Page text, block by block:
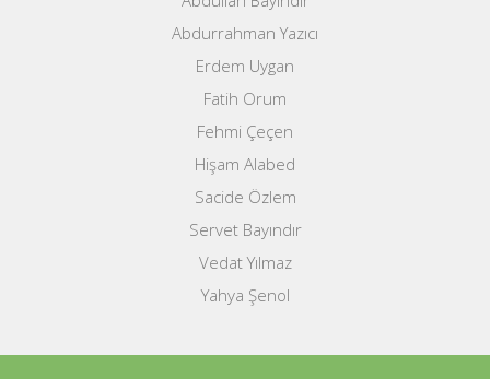
Abdurrahman Yazıcı
Erdem Uygan
Fatih Orum
Fehmi Çeçen
Hişam Alabed
Sacide Özlem
Servet Bayındır
Vedat Yılmaz
Yahya Şenol